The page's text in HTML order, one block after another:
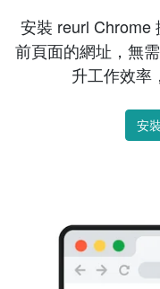
安裝 reurl Chrome
前頁面的網址，無
升工作效率
安